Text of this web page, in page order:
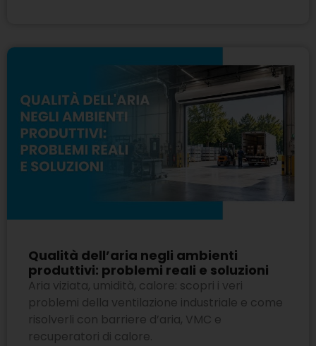
Qualità dell’aria negli ambienti
produttivi: problemi reali e soluzioni
Aria viziata, umidità, calore: scopri i veri
problemi della ventilazione industriale e come
risolverli con barriere d’aria, VMC e
recuperatori di calore.